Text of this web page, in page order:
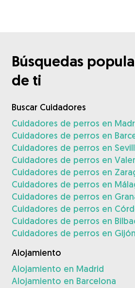
Búsquedas
de ti
Buscar Cuidadores
Cuidadores de perros en
Cuidadores de perros en
Cuidadores de perros en
Cuidadores de perros en
Cuidadores de perros en
Cuidadores de perros en
Cuidadores de perros en
Cuidadores de perros en
Cuidadores de perros en
Cuidadores de perros en Gijón
Alojamiento
Alojamiento en Madrid
Alojamiento en Barcelona